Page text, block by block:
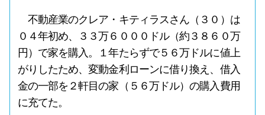
不動産業のクレア・キティラスさん（３０）は
０４年初め、３３万６０００ドル（約３８６０万
円）で家を購入。１年たらずで５６万ドルに値上
がりしたため、変動金利ローンに借り換え、借入
金の一部を２軒目の家（５６万ドル）の購入費用
に充てた。